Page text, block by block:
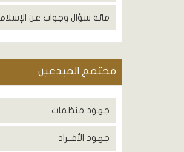
مائة سؤال وجواب عن الإسلام
مجتمع المبدعين
جهود منظمات
جهود الأفــراد